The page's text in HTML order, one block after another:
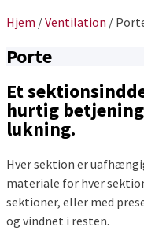
Hjem /Ventilation /
Porte
Et
hurtig
lukning.
Hver sektion er
materiale for hver
sektioner, eller med
og vindnet i resten.